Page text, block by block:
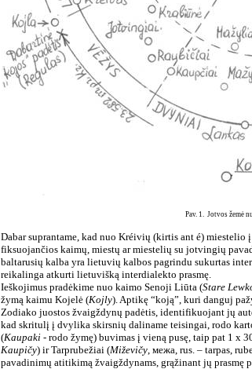
Pav. 1. Jotvos žemė
Dabar suprantame, kad nuo Kréivių (kirtis ant é) miestelio
fiksuojančios kaimų, miestų ar miestelių su jotvingių
baltarusių kalba yra lietuvių kalbos pagrindu sukurtas
reikalinga atkurti lietuvišką interdialekto prasmę.
Ieškojimus pradėkime nuo kaimo Senoji Liūta (Stare
žymą kaimu Kojelė (Kojly). Aptikę “koją”, kuri danguj
Zodiako juostos žvaigždynų padėtis, identifikuojant jų
kad skritulį į dvylika skirsnių daliname teisingai, rodo
(Kaupaki- rodo žymę) buvimas į vieną pusę, taip pat 1 x
Kaupičy) ir Tarprubežiai (Miževičy, межа, rus. – tarpas,
pavadinimų atitikimą žvaigždynams, grąžinant jų prasmę